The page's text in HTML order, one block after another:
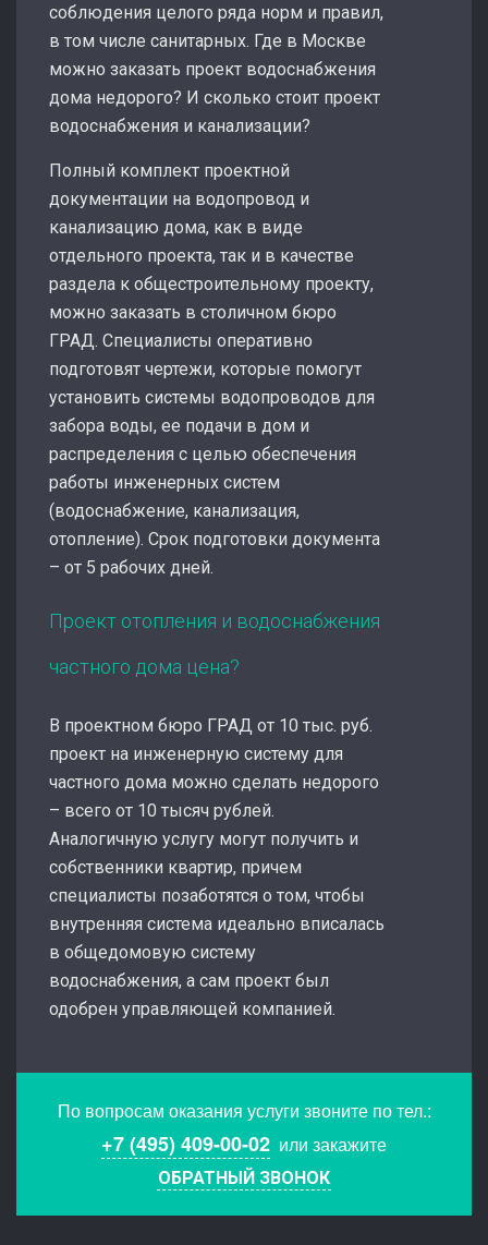
соблюдения целого ряда норм и правил,
в том числе санитарных. Где в Москве
можно заказать проект водоснабжения
дома недорого? И сколько стоит проект
водоснабжения и канализации?
Полный комплект проектной
документации на водопровод и
канализацию дома, как в виде
отдельного проекта, так и в качестве
раздела к общестроительному проекту,
можно заказать в столичном бюро
ГРАД. Специалисты оперативно
подготовят чертежи, которые помогут
установить системы водопроводов для
забора воды, ее подачи в дом и
распределения с целью обеспечения
работы инженерных систем
(водоснабжение, канализация,
отопление). Срок подготовки документа
– от 5 рабочих дней.
Проект отопления и водоснабжения
частного дома цена?
В проектном бюро ГРАД от 10 тыс. руб.
проект на инженерную систему для
частного дома можно сделать недорого
– всего от 10 тысяч рублей.
Аналогичную услугу могут получить и
собственники квартир, причем
специалисты позаботятся о том, чтобы
внутренняя система идеально вписалась
в общедомовую систему
водоснабжения, а сам проект был
одобрен управляющей компанией.
По вопросам оказания услуги звоните по тел.:
+7 (495) 409-00-02 или закажите
ОБРАТНЫЙ ЗВОНОК